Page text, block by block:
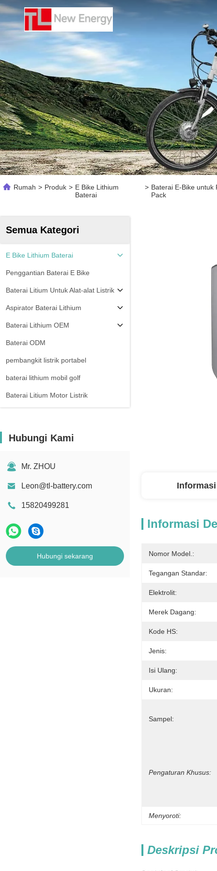
Rumah > Produk > E Bike Lithium
Baterai
> Baterai E-Bike untuk
Pack
Semua Kategori
E Bike Lithium Baterai
Penggantian Baterai E Bike
Baterai Litium Untuk Alat-alat Listrik
Aspirator Baterai Lithium
Baterai Lithium OEM
Baterai ODM
pembangkit listrik portabel
baterai lithium mobil golf
Baterai Litium Motor Listrik
Hubungi Kami
Mr. ZHOU
Leon@tl-battery.com
15820499281
Hubungi sekarang
Informasi
Informasi
Nomor Model.:
Tegangan Standar:
Elektrolit:
Merek Dagang:
Kode HS:
Jenis:
Isi Ulang:
Ukuran:
Sampel:
Pengaturan Khusus:
Menyoroti:
Deskripsi